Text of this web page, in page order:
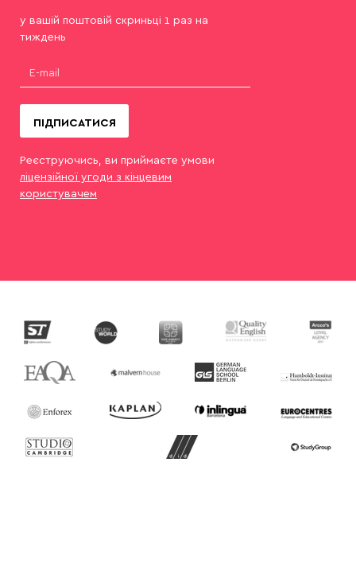
у вашій поштовій скриньці 1 раз на
тиждень
ПІДПИСАТИСЯ
Реєструючись, ви приймаєте умови
ліцензійної угоди з кінцевим
користувачем